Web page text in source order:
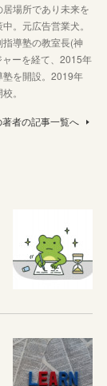
場所であり未来を
。元広告営業犬。
導塾の教室長(神
ーを経て、2015年
塾を開設。2019年
。
著者の記事一覧へ